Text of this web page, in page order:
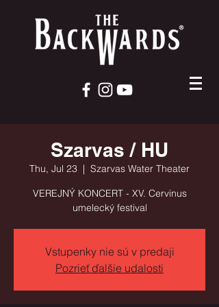
Szarvas / HU
Thu, Jul 23
  |
Szarvas Water Theater
VEREJNÝ KONCERT - XV. Cervinus
umelecký festival
Vstupenky nie sú v predaji
Pozrieť ďalšie udalosti